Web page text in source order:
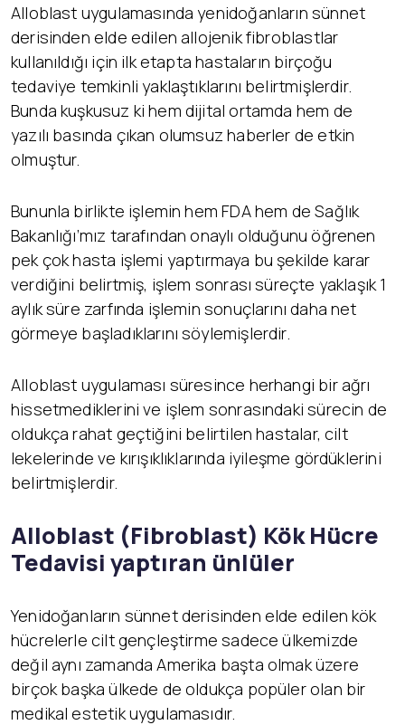
Alloblast uygulamasında yenidoğanların sünnet
derisinden elde edilen allojenik fibroblastlar
kullanıldığı için ilk etapta hastaların birçoğu
tedaviye temkinli yaklaştıklarını belirtmişlerdir.
Bunda kuşkusuz ki hem dijital ortamda hem de
yazılı basında çıkan olumsuz haberler de etkin
olmuştur.
Bununla birlikte işlemin hem FDA hem de Sağlık
Bakanlığı’mız tarafından onaylı olduğunu öğrenen
pek çok hasta işlemi yaptırmaya bu şekilde karar
verdiğini belirtmiş, işlem sonrası süreçte yaklaşık 1
aylık süre zarfında işlemin sonuçlarını daha net
görmeye başladıklarını söylemişlerdir.
Alloblast uygulaması süresince herhangi bir ağrı
hissetmediklerini ve işlem sonrasındaki sürecin de
oldukça rahat geçtiğini belirtilen hastalar, cilt
lekelerinde ve kırışıklıklarında iyileşme gördüklerini
belirtmişlerdir.
Alloblast (Fibroblast) Kök Hücre
Tedavisi yaptıran ünlüler
Yenidoğanların sünnet derisinden elde edilen kök
hücrelerle cilt gençleştirme sadece ülkemizde
değil aynı zamanda Amerika başta olmak üzere
birçok başka ülkede de oldukça popüler olan bir
medikal estetik uygulamasıdır.